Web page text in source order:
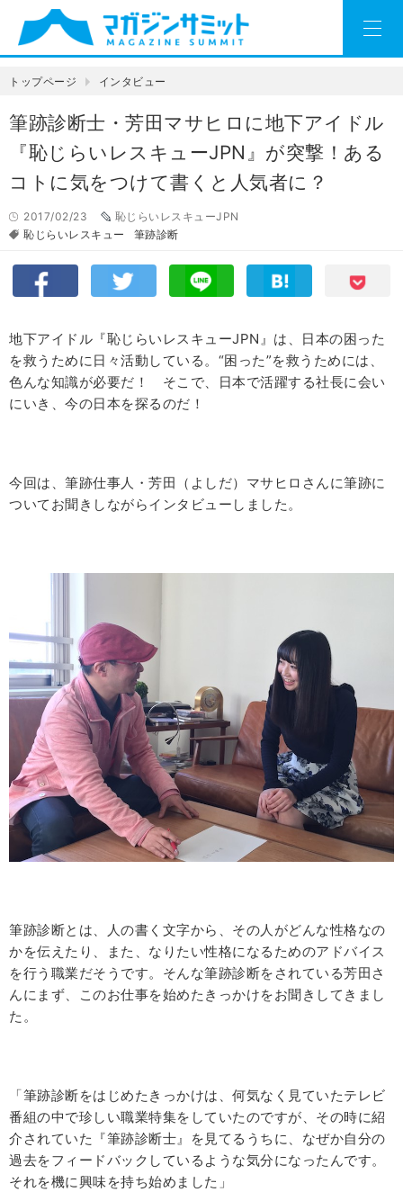
トップページ インタビュー
筆跡診断士・芳田マサヒロに地下アイドル
『恥じらいレスキューJPN』が突撃！ある
コトに気をつけて書くと人気者に？
2017/02/23
恥じらいレスキューJPN
恥じらいレスキュー
筆跡診断
地下アイドル『恥じらいレスキューJPN 』は、日本の困った
を救うために日々活動している。“困った”を救うためには、
色んな知識が必要だ！ そこで、日本で活躍する社長に会い
にいき、今の日本を探るのだ！
今回は、筆跡仕事人・芳田（よしだ）マサヒロさんに筆跡に
ついてお聞きしながらインタビューしました。
筆跡診断とは、人の書く文字から、その人がどんな性格なの
かを伝えたり、また、なりたい性格になるためのアドバイス
を行う職業だそうです。そんな筆跡診断をされている芳田さ
んにまず、このお仕事を始めたきっかけをお聞きしてきまし
た。
「筆跡診断をはじめたきっかけは、何気なく見ていたテレビ
番組の中で珍しい職業特集をしていたのですが、その時に紹
介されていた『筆跡診断士』を見てるうちに、なぜか自分の
過去をフィードバックしているような気分になったんです。
それを機に興味を持ち始めました」